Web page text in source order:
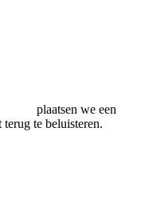
plaatsen we een
te beluisteren.